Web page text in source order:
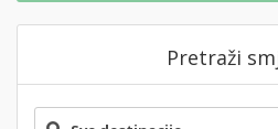
Pretraži